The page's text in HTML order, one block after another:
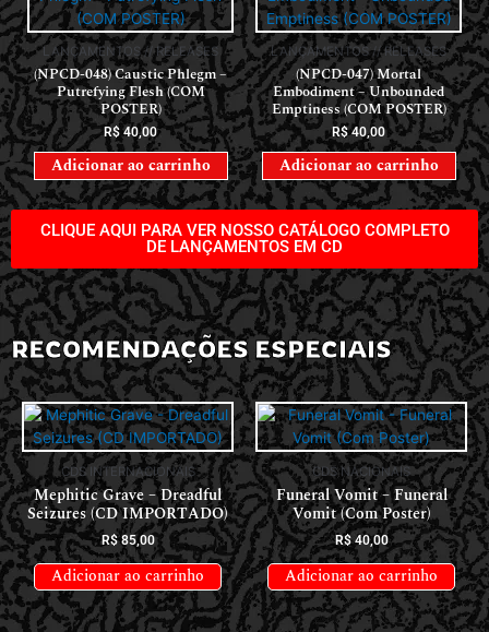
LANÇAMENTOS // RELEASES
(NPCD-048) Caustic Phlegm –
Putrefying Flesh (COM
POSTER)
R$40,00
Adicionar ao carrinho
LANÇAMENTOS // RELEASES
(NPCD-047) Mortal
Embodiment – Unbounded
Emptiness (COM POSTER)
R$40,00
Adicionar ao carrinho
CLIQUE AQUI PARA VER NOSSO CATÁLOGO COMPLETO
DE LANÇAMENTOS EM CD
RECOMENDAÇÕES ESPECIAIS
CDS INTERNACIONAIS
Mephitic Grave – Dreadful
Seizures (CD IMPORTADO)
R$85,00
Adicionar ao carrinho
CDS NACIONAIS
Funeral Vomit – Funeral
Vomit (Com Poster)
R$40,00
Adicionar ao carrinho